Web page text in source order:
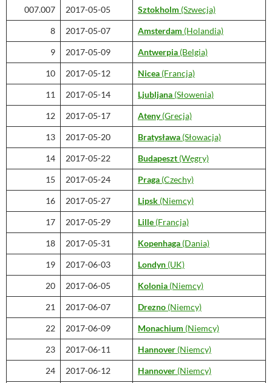
007.007 2017-05-05 Sztokholm (Szwecja)
8 2017-05-07 Amsterdam (Holandia)
9 2017-05-09 Antwerpia (Belgia)
10 2017-05-12 Nicea (Francja)
11 2017-05-14 Ljubljana (Słowenia)
12 2017-05-17 Ateny(Grecja)
13 2017-05-20 Bratysława (Słowacja)
14 2017-05-22 Budapeszt (Węgry)
15 2017-05-24 Praga (Czechy)
16 2017-05-27 Lipsk (Niemcy)
17 2017-05-29 Lille (Francja)
18 2017-05-31 Kopenhaga (Dania)
19 2017-06-03 Londyn (UK)
20 2017-06-05 Kolonia (Niemcy)
21 2017-06-07 Drezno (Niemcy)
22 2017-06-09 Monachium (Niemcy)
23 2017-06-11 Hannover (Niemcy)
24 2017-06-12 Hannover (Niemcy)